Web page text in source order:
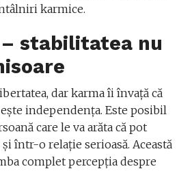
karmice.
stabilitatea nu
dar karma îi învață că
independența. Este posibil
care le va arăta că pot
într-o relație serioasă. Această
complet percepția despre